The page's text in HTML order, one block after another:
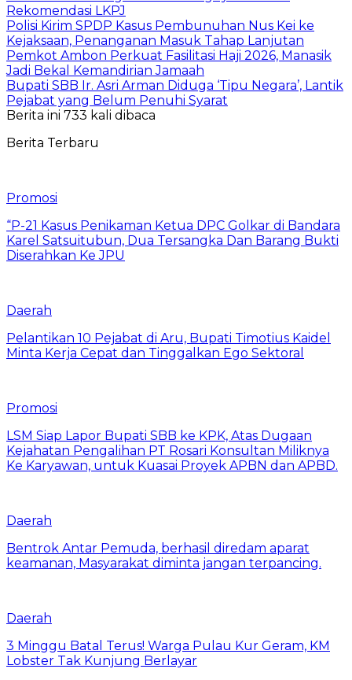
Rekomendasi LKPJ
Polisi Kirim SPDP Kasus Pembunuhan Nus Kei ke
Kejaksaan, Penanganan Masuk Tahap Lanjutan
Pemkot Ambon Perkuat Fasilitasi Haji 2026, Manasik
Jadi Bekal Kemandirian Jamaah
Bupati SBB Ir. Asri Arman Diduga ‘Tipu Negara’, Lantik
Pejabat yang Belum Penuhi Syarat
Berita ini 733 kali dibaca
Berita Terbaru
Promosi
“P-21 Kasus Penikaman Ketua DPC Golkar di Bandara
Karel Satsuitubun, Dua Tersangka Dan Barang Bukti
Diserahkan Ke JPU
Daerah
Pelantikan 10 Pejabat di Aru, Bupati Timotius Kaidel
Minta Kerja Cepat dan Tinggalkan Ego Sektoral
Promosi
LSM Siap Lapor Bupati SBB ke KPK, Atas Dugaan
Kejahatan Pengalihan PT Rosari Konsultan Miliknya
Ke Karyawan, untuk Kuasai Proyek APBN dan APBD.
Daerah
Bentrok Antar Pemuda, berhasil diredam aparat
keamanan, Masyarakat diminta jangan terpancing.
Daerah
3 Minggu Batal Terus! Warga Pulau Kur Geram, KM
Lobster Tak Kunjung Berlayar